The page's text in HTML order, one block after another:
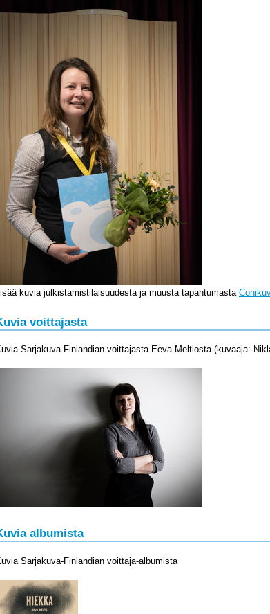
kuvia julkistamistilaisuudesta ja muusta tapahtumasta
voittajasta
Sarjakuva-Finlandian voittajasta Eeva Meltiosta (kuvaaja:
albumista
Sarjakuva-Finlandian voittaja-albumista